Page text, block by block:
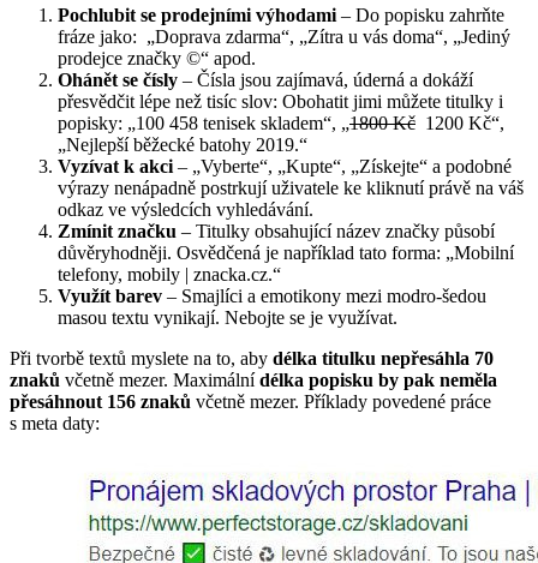
Pochlubit se prodejními výhodami – Do popisku zahrňte
fráze jako: „Doprava zdarma“, „Zítra u vás doma“, „Jediný
prodejce značky ©“ apod.
Ohánět se čísly – Čísla jsou zajímavá, úderná a dokáží
přesvědčit lépe než tisíc slov: Obohatit jimi můžete titulky i
popisky: „100 458 tenisek skladem“, „1800 Kč 1200 Kč“,
„Nejlepší běžecké batohy 2019.“
Vyzívat k akci – „Vyberte“, „Kupte“, „Získejte“ a podobné
výrazy nenápadně postrkují uživatele ke kliknutí právě na váš
odkaz ve výsledcích vyhledávání.
Zmínit značku – Titulky obsahující název značky působí
důvěryhodněji. Osvědčená je například tato forma: „Mobilní
telefony, mobily | znacka.cz.“
Využít barev – Smajlíci a emotikony mezi modro-šedou
masou textu vynikají. Nebojte se je využívat.
Při tvorbě textů myslete na to, aby délka titulku nepřesáhla 70
znaků včetně mezer. Maximálnídélka popisku by pak neměla
přesáhnout 156 znaků včetně mezer. Příklady povedené práce
s meta daty: